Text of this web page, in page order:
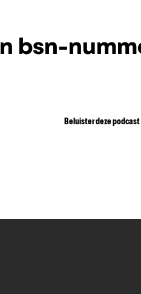
bsn-
Beluister deze podcast